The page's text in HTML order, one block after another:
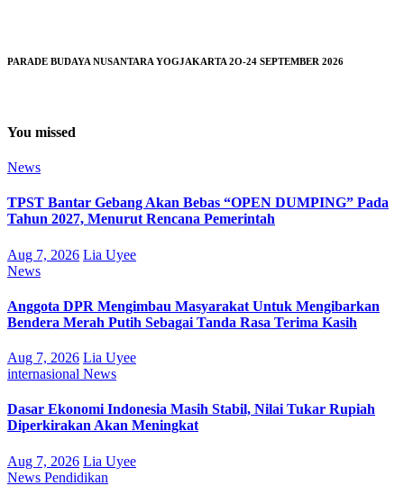
PARADE BUDAYA NUSANTARA YOGJAKARTA 2O-24 SEPTEMBER 2026
You missed
News
TPST Bantar Gebang Akan Bebas “OPEN DUMPING” Pada
Tahun 2027, Menurut Rencana Pemerintah
Aug 7, 2026 Lia Uyee
News
Anggota DPR Mengimbau Masyarakat Untuk Mengibarkan
Bendera Merah Putih Sebagai Tanda Rasa Terima Kasih
Aug 7, 2026 Lia Uyee
internasional News
Dasar Ekonomi Indonesia Masih Stabil, Nilai Tukar Rupiah
Diperkirakan Akan Meningkat
Aug 7, 2026 Lia Uyee
News Pendidikan